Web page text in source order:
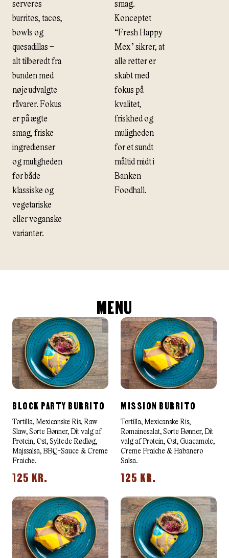
serveres
burritos, tacos,
bowls og
quesadillas –
alt tilberedt fra
bunden med
nøje udvalgte
råvarer. Fokus
er på ægte
smag, friske
ingredienser
og muligheden
for både
klassiske og
vegetariske
eller veganske
varianter.
smag.
Konceptet
“Fresh Happy
Mex” sikrer, at
alle retter er
skabt med
fokus på
kvalitet,
friskhed og
muligheden
for et sundt
måltid midt i
Banken
Foodhall.
MENU
BLOCK PARTY BURRITO
Tortilla, Mexicanske Ris, Raw
Slaw, Sorte Bønner, Dit valg af
Protein, Ost, Syltede Rødløg,
Majssalsa, BBQ-Sauce & Creme
Fraiche.
125 KR.
MISSION BURRITO
Tortilla, Mexicanske Ris,
Romainesalat, Sorte Bønner, Dit
valg af Protein, Ost, Guacamole,
Creme Fraiche & Habanero
Salsa.
125 KR.